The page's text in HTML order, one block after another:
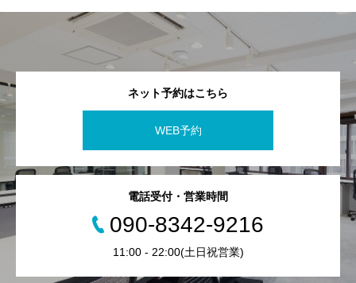
ネット予約はこちら
WEB予約
電話受付・営業時間
090-8342-9216
11:00 - 22:00(土日祝営業)